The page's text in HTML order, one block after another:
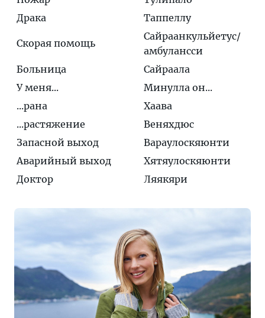
Драка
Таппеллу
Скорая помощь
Сайраанкульйетус/
амбулансси
Больница
Сайраала
У меня...
Минулла он...
...рана
Хаава
...растяжение
Веняхдюс
Запасной выход
Вараулоскяюнти
Аварийный выход
Хятяулоскяюнти
Доктор
Ляякяри